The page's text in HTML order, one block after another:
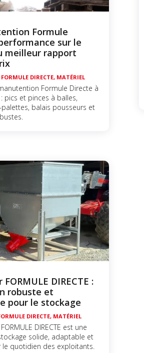
Formule
sur le
meilleur rapport
FORMULE DIRECTE, MATÉRIEL
Formule Directe à
pics et pinces à balles,
palettes, balais pousseurs et
DIRECTE :
robuste et
pour le stockage
DIRECTE, MATÉRIEL
DIRECTE est une
solide, adaptable et
quotidien des exploitants.